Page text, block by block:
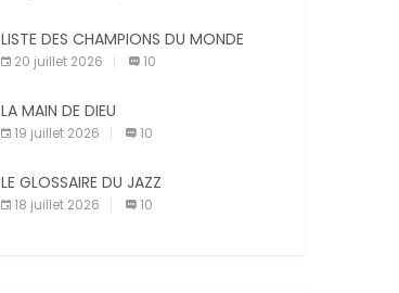
LISTE DES CHAMPIONS DU MONDE
20 juillet 2026 10
LA MAIN DE DIEU
19 juillet 2026 10
LE GLOSSAIRE DU JAZZ
18 juillet 2026 10